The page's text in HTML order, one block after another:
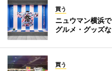
買う
ニュウマン横浜
グルメ・グッズ
買う